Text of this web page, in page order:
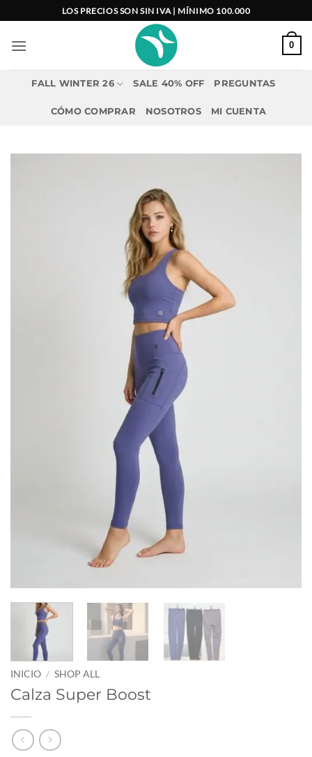
al
contenido
LOS PRECIOS SON SIN IVA | MÍNIMO 100.000
0
FALL WINTER 26 SALE 40% OFF PREGUNTAS
CÓMO COMPRAR NOSOTROS MI CUENTA
INICIO / SHOP ALL
Calza Super Boost